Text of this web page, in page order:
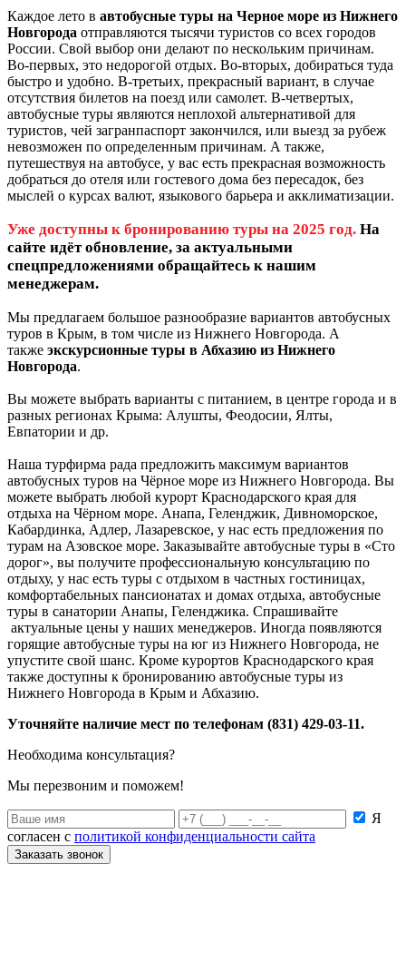
Каждое лето в автобусные туры на Черное море из Нижнего
Новгорода отправляются тысячи туристов со всех городов
России. Свой выбор они делают по нескольким причинам.
Во-первых, это недорогой отдых. Во-вторых, добираться туда
быстро и удобно. В-третьих, прекрасный вариант, в случае
отсутствия билетов на поезд или самолет. В-четвертых,
автобусные туры являются неплохой альтернативой для
туристов, чей загранпаспорт закончился, или выезд за рубеж
невозможен по определенным причинам. А также,
путешествуя на автобусе, у вас есть прекрасная возможность
добраться до отеля или гостевого дома без пересадок, без
мыслей о курсах валют, языкового барьера и акклиматизации.
Уже доступны к бронированию туры на 2025 год. На
сайте идёт обновление, за актуальными
спецпредложениями обращайтесь к нашим
менеджерам.
Мы предлагаем большое разнообразие вариантов автобусных
туров в Крым, в том числе из Нижнего Новгорода. А
также экскурсионные туры в Абхазию из Нижнего
Новгорода.
Вы можете выбрать варианты с питанием, в центре города и в
разных регионах Крыма: Алушты, Феодосии, Ялты,
Евпатории и др.
Наша турфирма рада предложить максимум вариантов
автобусных туров на Чёрное море из Нижнего Новгорода. Вы
можете выбрать любой курорт Краснодарского края для
отдыха на Чёрном море. Анапа, Геленджик, Дивноморское,
Кабардинка, Адлер, Лазаревское, у нас есть предложения по
турам на Азовское море. Заказывайте автобусные туры в «Сто
дорог», вы получите профессиональную консультацию по
отдыху, у нас есть туры с отдыхом в частных гостиницах,
комфортабельных пансионатах и домах отдыха, автобусные
туры в санатории Анапы, Геленджика. Спрашивайте
актуальные цены у наших менеджеров. Иногда появляются
горящие автобусные туры на юг из Нижнего Новгорода, не
упустите свой шанс. Кроме курортов Краснодарского края
также доступны к бронированию автобусные туры из
Нижнего Новгорода в Крым и Абхазию.
Уточняйте наличие мест по телефонам (831) 429-03-11.
Необходима консультация?
Мы перезвоним и поможем!
Я
согласен с политикой конфиденциальности сайта
Заказать звонок